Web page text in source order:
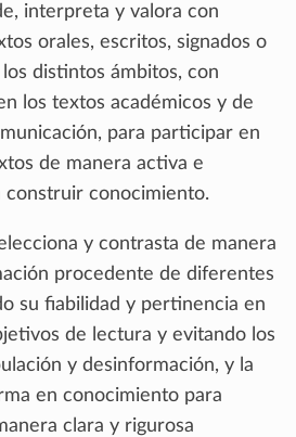
interpreta y valora con
orales, escritos, signados o
distintos ámbitos, con
los textos académicos y de
para participar en
de manera activa e
construir conocimiento.
y contrasta de manera
procedente de diferentes
su fiabilidad y pertinencia en
de lectura y evitando los
y desinformación, y la
en conocimiento para
clara y rigurosa